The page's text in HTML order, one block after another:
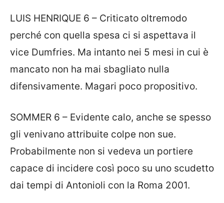
LUIS HENRIQUE 6 – Criticato oltremodo
perché con quella spesa ci si aspettava il
vice Dumfries. Ma intanto nei 5 mesi in cui è
mancato non ha mai sbagliato nulla
difensivamente. Magari poco propositivo.
SOMMER 6 – Evidente calo, anche se spesso
gli venivano attribuite colpe non sue.
Probabilmente non si vedeva un portiere
capace di incidere così poco su uno scudetto
dai tempi di Antonioli con la Roma 2001.